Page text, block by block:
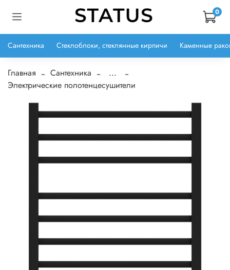
0
Сантехника Стеклоблоки, стеклянные кирпичи Каменные
Главная Сантехника
...
Электрические полотенцесушители